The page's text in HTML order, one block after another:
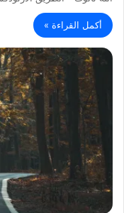
أكمل القراءة »